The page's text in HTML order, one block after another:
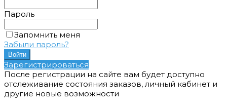
Пароль
Запомнить меня
Забыли пароль?
Зарегистрироваться
После регистрации на сайте вам будет доступно
отслеживание состояния заказов, личный кабинет и
другие новые возможности